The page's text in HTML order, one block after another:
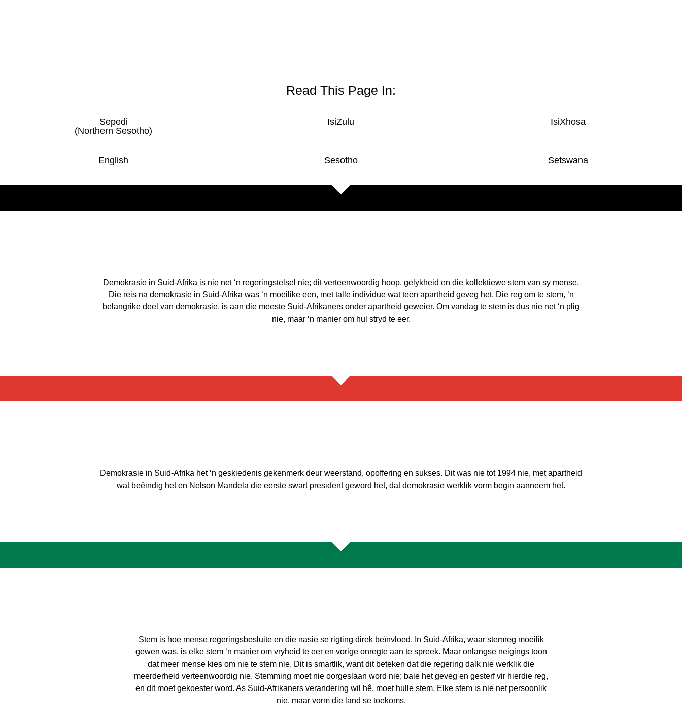
Read This Page In:
Sepedi
(Northern Sesotho)
IsiZulu IsiXhosa
English Sesotho Setswana
Demokrasie in Suid-Afrika is nie net ‘n regeringstelsel nie; dit verteenwoordig hoop, gelykheid en die kollektiewe stem van sy mense.
Die reis na demokrasie in Suid-Afrika was ‘n moeilike een, met talle individue wat teen apartheid geveg het. Die reg om te stem, ‘n
belangrike deel van demokrasie, is aan die meeste Suid-Afrikaners onder apartheid geweier. Om vandag te stem is dus nie net ‘n plig
nie, maar ‘n manier om hul stryd te eer.
Demokrasie in Suid-Afrika het ‘n geskiedenis gekenmerk deur weerstand, opoffering en sukses. Dit was nie tot 1994 nie, met apartheid
wat beëindig het en Nelson Mandela die eerste swart president geword het, dat demokrasie werklik vorm begin aanneem het.
Stem is hoe mense regeringsbesluite en die nasie se rigting direk beïnvloed. In Suid-Afrika, waar stemreg moeilik
gewen was, is elke stem ‘n manier om vryheid te eer en vorige onregte aan te spreek. Maar onlangse neigings toon
dat meer mense kies om nie te stem nie. Dit is smartlik, want dit beteken dat die regering dalk nie werklik die
meerderheid verteenwoordig nie. Stemming moet nie oorgeslaan word nie; baie het geveg en gesterf vir hierdie reg,
en dit moet gekoester word. As Suid-Afrikaners verandering wil hê, moet hulle stem. Elke stem is nie net persoonlik
nie, maar vorm die land se toekoms.